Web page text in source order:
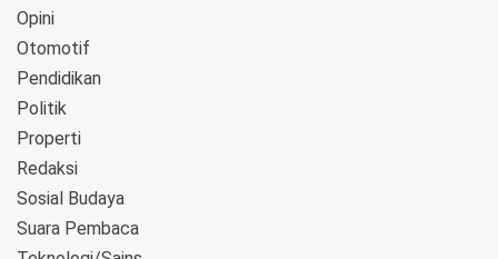
Opini
Otomotif
Pendidikan
Politik
Properti
Redaksi
Sosial Budaya
Suara Pembaca